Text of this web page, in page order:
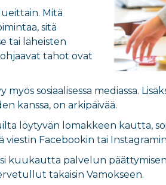
Mitä
sitä
tai läheisten
tahot ovat
sosiaalisessa mediassa.
kanssa, on arkipäivää.
löytyvän lomakkeen kautta,
Facebookin tai
kuukautta palvelun
takaisin Vamokseen.